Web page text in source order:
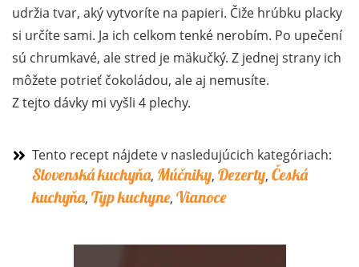
udržia tvar, aký vytvoríte na papieri. Čiže hrúbku placky
si určíte sami. Ja ich celkom tenké nerobím. Po upečení
sú chrumkavé, ale stred je mäkučký. Z jednej strany ich
môžete potrieť čokoládou, ale aj nemusíte.
Z tejto dávky mi vyšli 4 plechy.
Tento recept nájdete v nasledujúcich kategóriach:
Slovenská kuchyňa, Múčniky, Dezerty, Česká
kuchyňa, Typ kuchyne, Vianoce